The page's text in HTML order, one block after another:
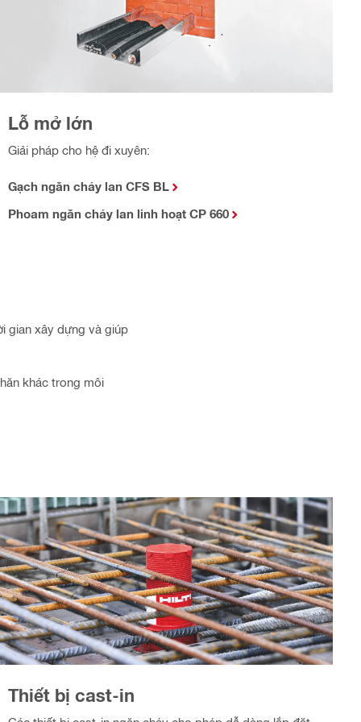
Lỗ mở lớn
Giải pháp cho hệ đi xuyên:
Gạch ngăn cháy lan CFS BL
Phoam ngăn cháy lan linh hoạt CP 660
gian xây dựng và giúp
khác trong môi
Thiết bị cast-in